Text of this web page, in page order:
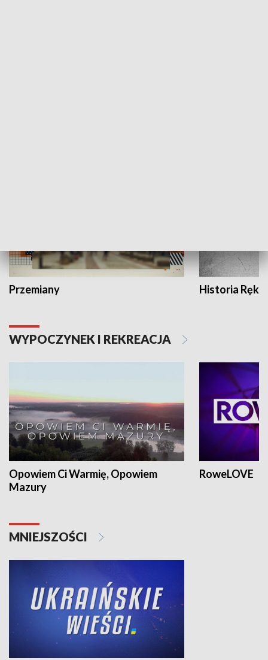
Przemiany Historia Ręką
WYPOCZYNEK I REKREACJA
Opowiem Ci Warmię, Opowiem
Mazury
RoweLOVE
MNIEJSZOŚCI